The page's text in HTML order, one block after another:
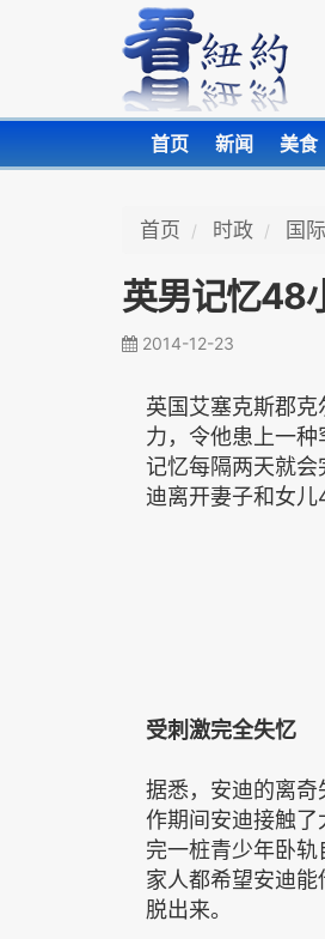
首页 新闻 美食
首页 时政 国
英男记忆48
2014-12-23
英国艾塞克斯郡
力，令他患上一
记忆每隔两天就会
迪离开妻子和女儿
受刺激完全失忆
据悉，安迪的离
作期间安迪接触
完一桩青少年卧轨
家人都希望安迪
脱出来。